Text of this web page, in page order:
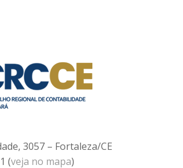
3057 – Fortaleza/CE
(veja no mapa)